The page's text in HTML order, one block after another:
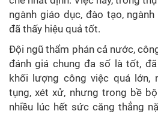
ngành giáo dục, đào tạo,
đã thấy hiệu quả tốt.
Đội ngũ thẩm phán cả nước,
đánh giá chung đa số là tốt,
khối lượng công việc quá lớn,
tụng, xét xử, nhưng trong bề
nhiều lúc hết sức căng thẳng